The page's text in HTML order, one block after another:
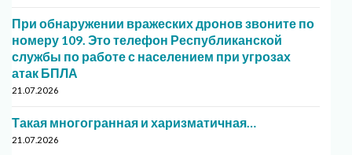
При обнаружении вражеских дронов звоните по
номеру 109. Это телефон Республиканской
службы по работе с населением при угрозах
атак БПЛА
21.07.2026
Такая многогранная и харизматичная…
21.07.2026